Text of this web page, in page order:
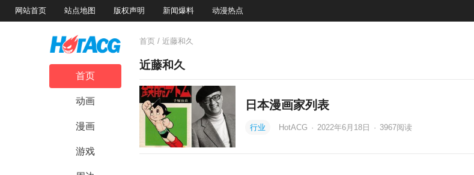
网站首页 站点地图 版权声明 新闻爆料 动漫热点
首页
动画
漫画
游戏
首页 / 近藤和久
近藤和久
日本漫画家列表
行业 HotACG · 2022年6月18日 · 3967阅读